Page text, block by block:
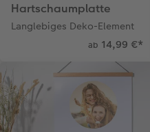
Hartschaumplatte
Langlebiges Deko-Element
ab 14,99 €*